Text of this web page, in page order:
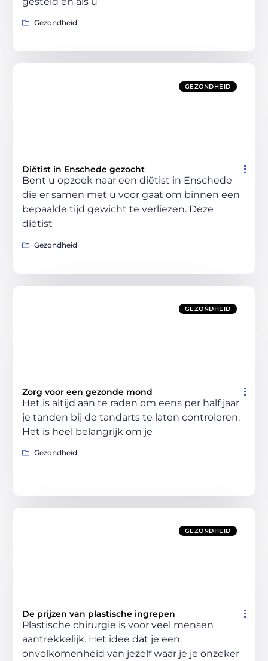
Gezondheid
GEZONDHEID
Diëtist in Enschede gezocht
Bent u opzoek naar een diëtist in Enschede
die er samen met u voor gaat om binnen een
bepaalde tijd gewicht te verliezen. Deze
diëtist
Gezondheid
GEZONDHEID
Zorg voor een gezonde mond
Het is altijd aan te raden om eens per half jaar
je tanden bij de tandarts te laten controleren.
Het is heel belangrijk om je
Gezondheid
GEZONDHEID
De prijzen van plastische ingrepen
Plastische chirurgie is voor veel mensen
aantrekkelijk. Het idee dat je een
onvolkomenheid van jezelf waar je je onzeker